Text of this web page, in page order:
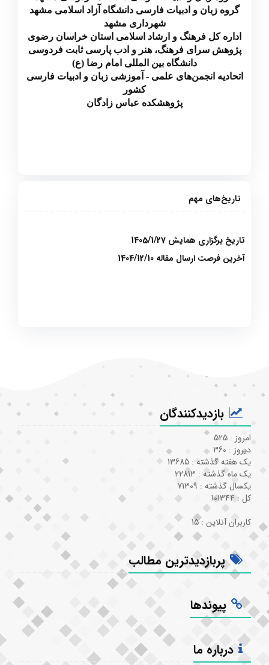
گروه زبان و ادبیات فارسی دانشگاه آزاد اسلامی مشهد
شهرداری مشهد
اداره کل فرهنگ و ارشاد اسلامی استان خراسان رضوی
پژوهش سرای فرهنگ، هنر و ادب پارسی ثابت فردوسی
دانشگاه بین المللی امام رضا (ع)
اتحادیه انجمن‌های علمی - آموزشی زبان و ادبیات فارسی
کشور
پژوهشکده عباس زادگان
تاریخ‌های مهم
تاریخ برگزاری همایش 1405/1/27
آخرین فرصت ارسال مقاله 1404/12/10
بازدیدکنندگان
امروز : 525
دیروز : 360
یک هفته گذشته : 13685
یک ماه گذشته : 22813
یکسال گذشته : 71309
کل : 101344
کاربران آنلاین : 15
پربازدیدترین مطالب
پیوندها
درباره ما